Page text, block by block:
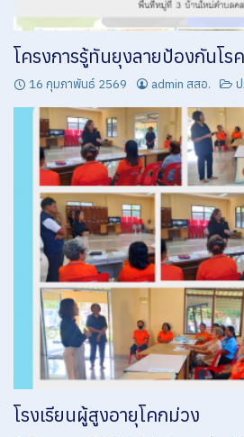
ศูนย์สุขภาพชุมชนโรงพยาบาลคลองหอยโข่ง
เอกสารดาวน์โหลด
เอกสารแนบ 1
โรงพยาบาลส่งเสริมสุขภาพตำบลคลองหลา
โรงพยาบาลส่งเสริมสุขภาพตำบลทุ่งลาน
โรงพยาบาลส่งเสริมสุขภาพตำบลทุ่งเลียบ (สังกัด อบจ.)
โรงพยาบาลส่งเสริมสุขภาพตำบลโคกม่วง (สังกัด อบจ.)
ไตรมาสที่ 1 ชุดใบสำคัญการเบิกจ่าย เดือนตุลาคม 2563 – ธันวาคม
ไตรมาสที่ 2 ชุดใบสำคัญการเบิกจ่าย เดือนมกราคม 2564 – มีนาคม
ไตรมาสที่ 3 ชุดใบสำคัญการเบิกจ่าย เดือนเมษายน 2564 – มิถุนายน
ไตรมาสที่ 4 ชุดใบสำคัญการเบิกจ่าย เดือนกรกฎาคม 2564 – กันยาย
โครงการรู้ทันยุงลายป้องกันโร
16 กุมภาพันธ์ 2569 admin สสอ.
โรงเรียนผู้สูงอายุโคกม่วง